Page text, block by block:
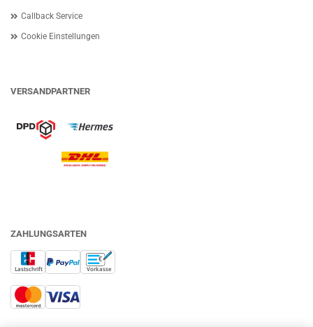
Callback Service
Cookie Einstellungen
VERSANDPARTNER
ZAHLUNGSARTEN